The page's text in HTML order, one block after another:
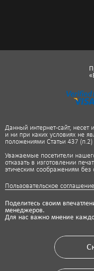
Данный интернет-сайт,
и ни при каких условиях не
положениями Статьи 437
Уважаемые посетители
отказать в изготовлении
этическим соображениям без
Пользовательское соглашение
Поделитесь своим
менеджеров.
Для нас важно мнение